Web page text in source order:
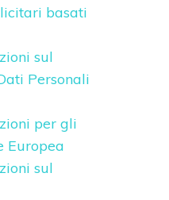
basati
sul
Personali
per gli
Europea
sul